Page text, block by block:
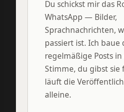
Du schickst mir das
WhatsApp — Bilder,
Sprachnachrichten,
passiert ist. Ich baue
regelmäßige Posts
Stimme, du gibst sie
läuft die
alleine.